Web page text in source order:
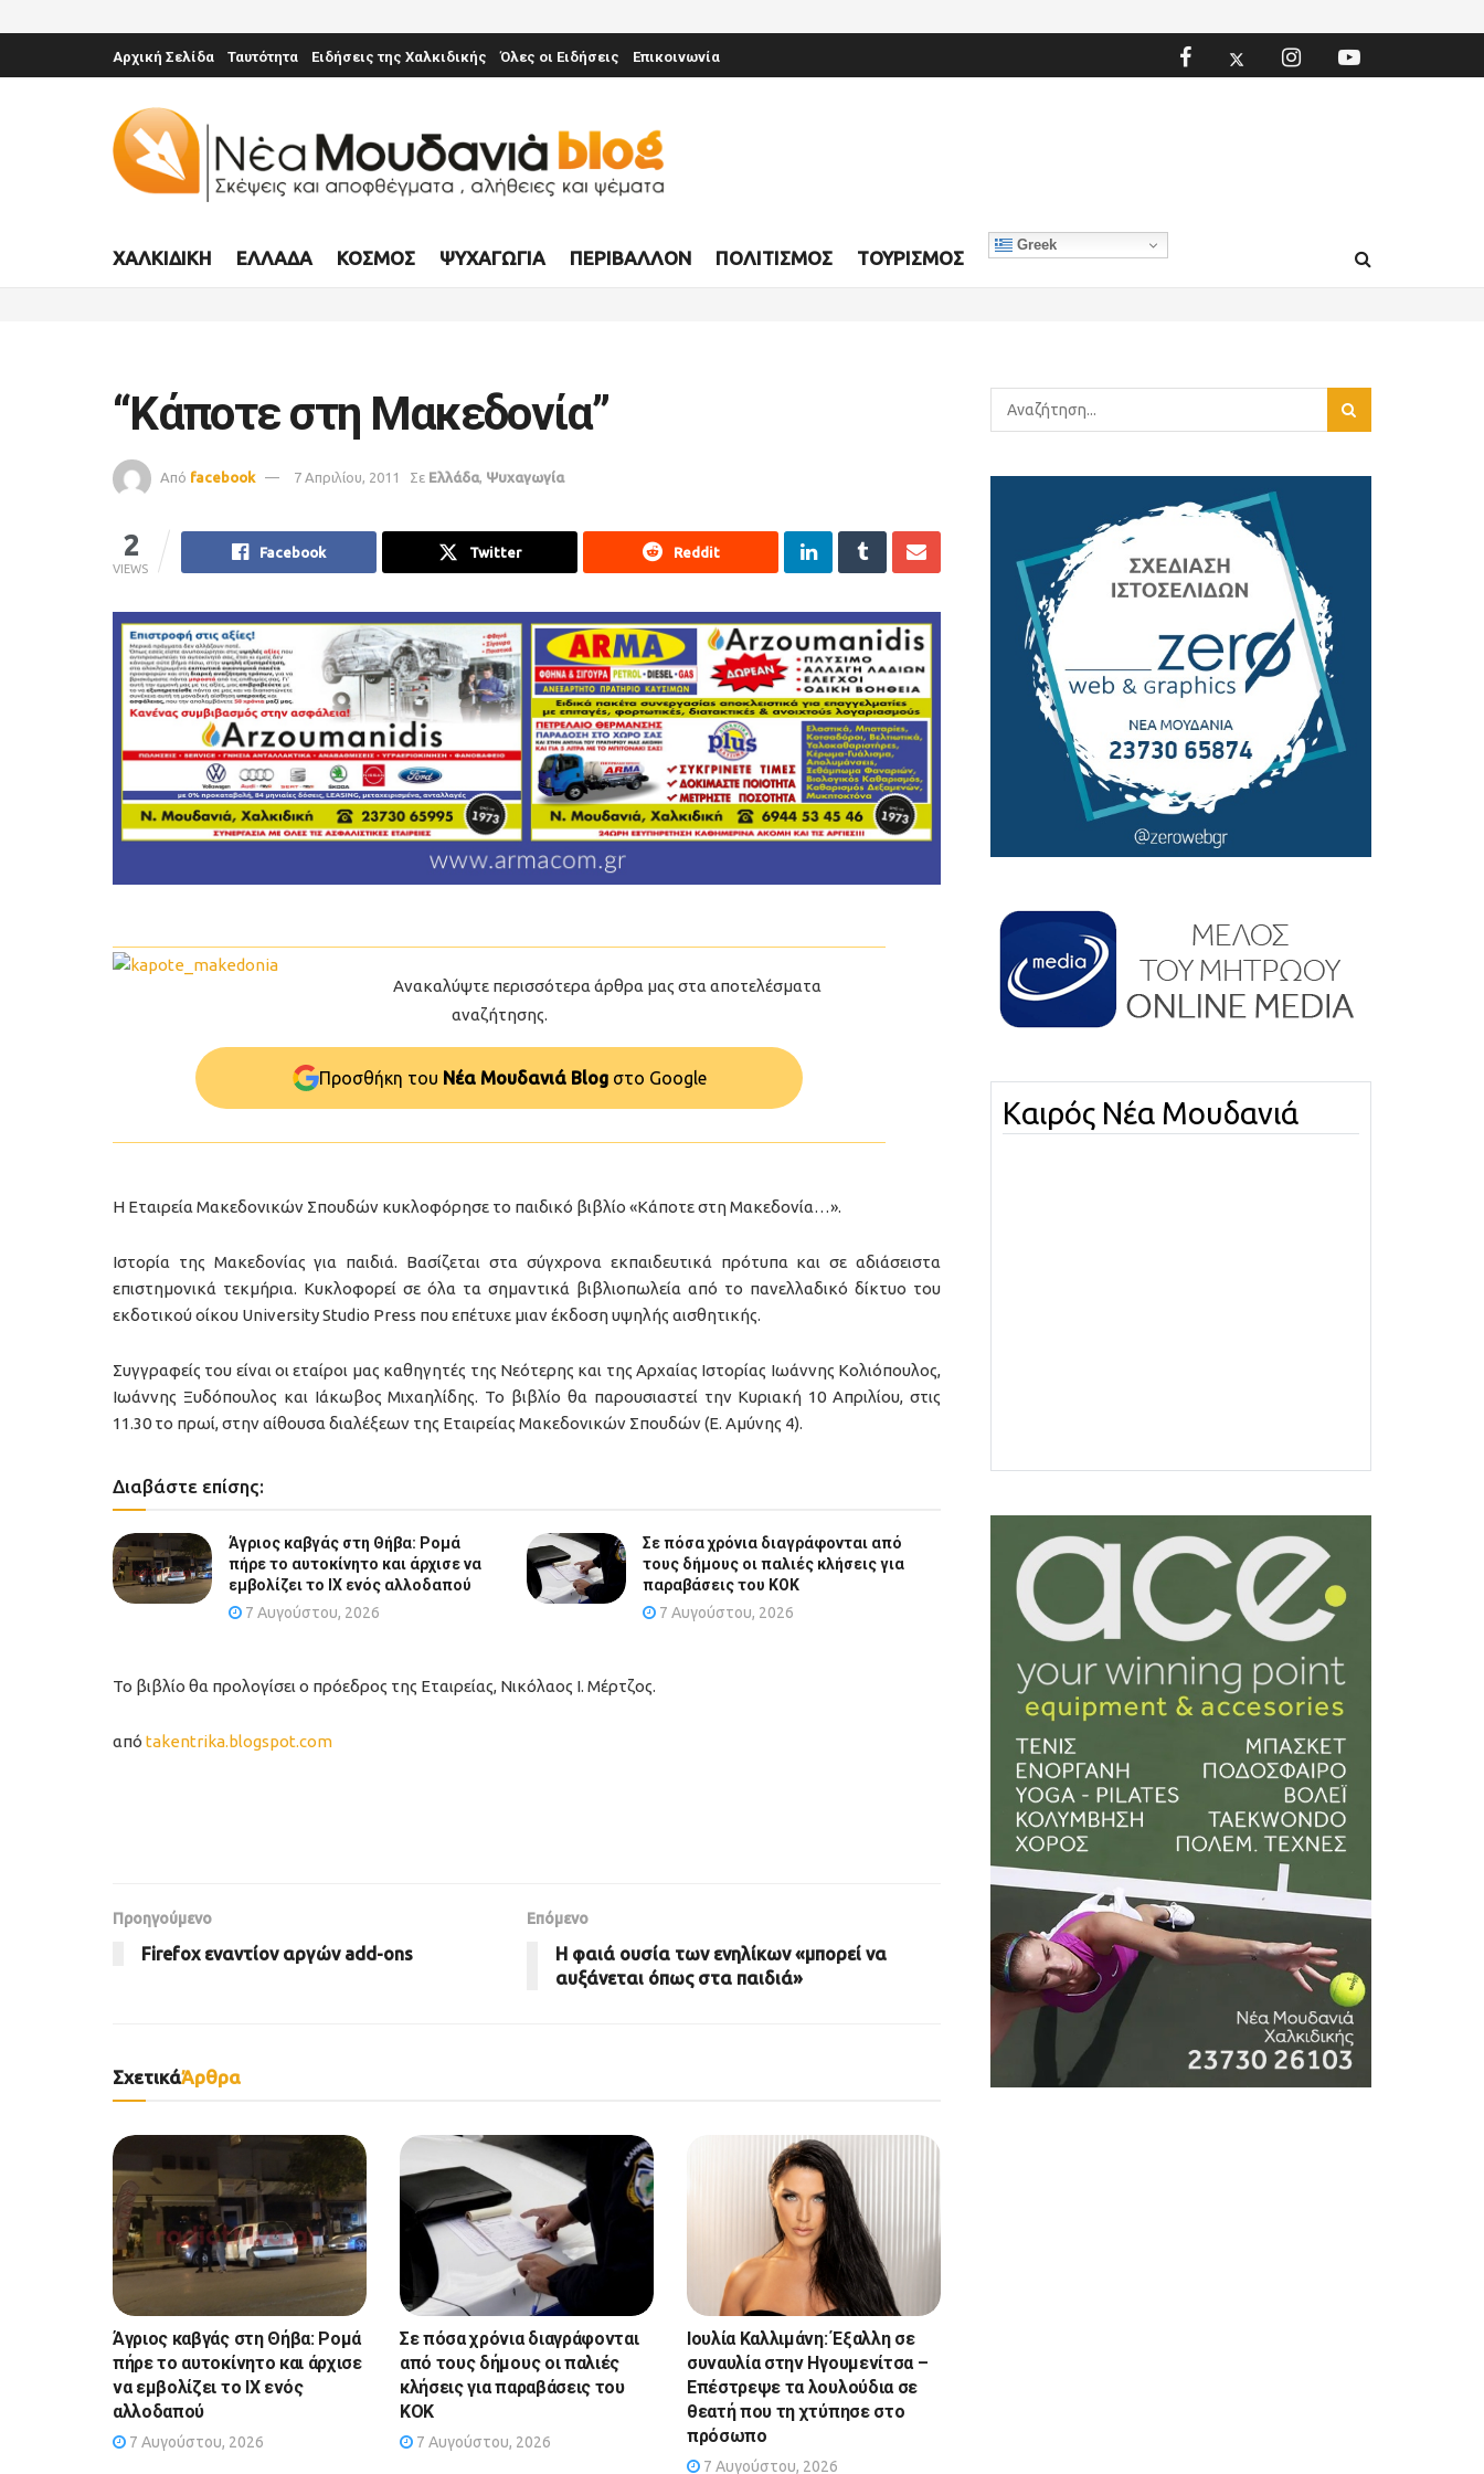
Αρχική Σελίδα Ταυτότητα Ειδήσεις της Χαλκιδικής Όλες οι Ειδήσεις Επικοινωνία
ΧΑΛΚΙΔΙΚΉ ΕΛΛΆΔΑ ΚΌΣΜΟΣ ΨΥΧΑΓΩΓΊΑ ΠΕΡΙΒΆΛΛΟΝ ΠΟΛΙΤΙΣΜΌΣ ΤΟΥΡΙΣΜΌΣ
Greek
“Κάποτε στη Μακεδονία”
Από facebook 7 Απριλίου, 2011 Σε Ελλάδα Ψυχαγωγία
2
VIEWS
Facebook Twitter Reddit
Ανακαλύψτε περισσότερα άρθρα μας στα αποτελέσματα
αναζήτησης.
Προσθήκη του Νέα Μουδανιά Blogστo Google
Η Εταιρεία Μακεδονικών Σπουδών κυκλοφόρησε το παιδικό βιβλίο «Κάποτε στη Μακεδονία…».
Ιστορία της Μακεδονίας για παιδιά. Βασίζεται στα σύγχρονα εκπαιδευτικά πρότυπα και σε αδιάσειστα
επιστημονικά τεκμήρια. Κυκλοφορεί σε όλα τα σημαντικά βιβλιοπωλεία από το πανελλαδικό δίκτυο του
εκδοτικού οίκου University Studio Press που επέτυχε μιαν έκδοση υψηλής αισθητικής.
Συγγραφείς του είναι οι εταίροι μας καθηγητές της Νεότερης και της Αρχαίας Ιστορίας Ιωάννης Κολιόπουλος,
Ιωάννης Ξυδόπουλος και Ιάκωβος Μιχαηλίδης. Το βιβλίο θα παρουσιαστεί την Κυριακή 10 Απριλίου, στις
11.30 το πρωί, στην αίθουσα διαλέξεων της Εταιρείας Μακεδονικών Σπουδών (Ε. Αμύνης 4).
Διαβάστε επίσης:
Άγριος καβγάς στη Θήβα: Ρομά
πήρε το αυτοκίνητο και άρχισε να
εμβολίζει το ΙΧ ενός αλλοδαπού
7 Αυγούστου, 2026
Σε πόσα χρόνια διαγράφονται από
τους δήμους οι παλιές κλήσεις για
παραβάσεις του ΚΟΚ
7 Αυγούστου, 2026
Το βιβλίο θα προλογίσει ο πρόεδρος της Εταιρείας, Νικόλαος Ι. Μέρτζος.
από takentrika.blogspot.com
Προηγούμενο
Firefox εναντίον αργών add-ons
Επόμενο
Η φαιά ουσία των ενηλίκων «μπορεί να
αυξάνεται όπως στα παιδιά»
ΣχετικάΆρθρα
Άγριος καβγάς στη Θήβα: Ρομά
πήρε το αυτοκίνητο και άρχισε
να εμβολίζει το ΙΧ ενός
αλλοδαπού
7 Αυγούστου, 2026
Σε πόσα χρόνια διαγράφονται
από τους δήμους οι παλιές
κλήσεις για παραβάσεις του
ΚΟΚ
7 Αυγούστου, 2026
Ιουλία Καλλιμάνη: Έξαλλη σε
συναυλία στην Ηγουμενίτσα –
Επέστρεψε τα λουλούδια σε
θεατή που τη χτύπησε στο
πρόσωπο
7 Αυγούστου, 2026
Καιρός Νέα Μουδανιά